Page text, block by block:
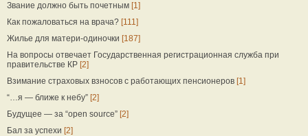
Звание должно быть почетным [1]
Как пожаловаться на врача? [111]
Жилье для матери-одиночки [187]
На вопросы отвечает Государственная регистрационная служба при
правительстве КР [2]
Взимание страховых взносов с работающих пенсионеров [1]
“…я — ближе к небу” [2]
Будущее — за “open source” [2]
Бал за успехи [2]